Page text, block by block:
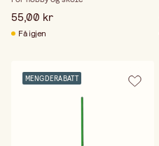
55,00 kr
Få igjen
MENGDERABATT